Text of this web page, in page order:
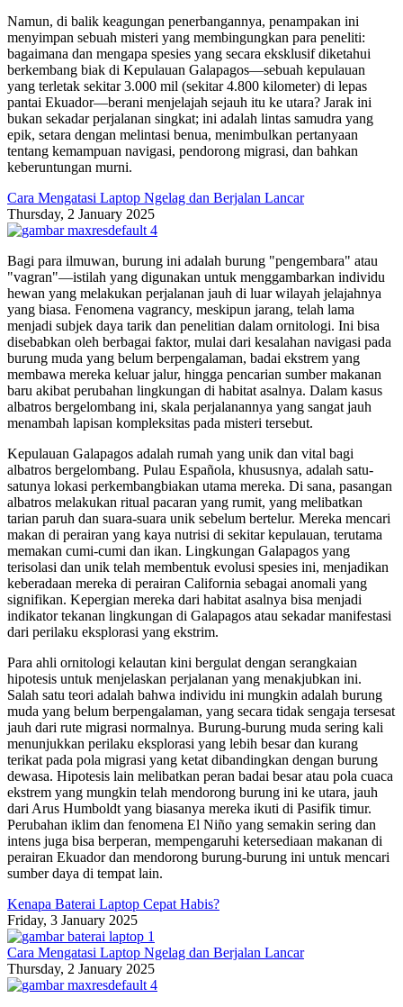
Namun, di balik keagungan penerbangannya, penampakan ini
menyimpan sebuah misteri yang membingungkan para peneliti:
bagaimana dan mengapa spesies yang secara eksklusif diketahui
berkembang biak di Kepulauan Galapagos—sebuah kepulauan
yang terletak sekitar 3.000 mil (sekitar 4.800 kilometer) di lepas
pantai Ekuador—berani menjelajah sejauh itu ke utara? Jarak ini
bukan sekadar perjalanan singkat; ini adalah lintas samudra yang
epik, setara dengan melintasi benua, menimbulkan pertanyaan
tentang kemampuan navigasi, pendorong migrasi, dan bahkan
keberuntungan murni.
Cara Mengatasi Laptop Ngelag dan Berjalan Lancar
Thursday, 2 January 2025
Bagi para ilmuwan, burung ini adalah burung "pengembara" atau
"vagran"—istilah yang digunakan untuk menggambarkan individu
hewan yang melakukan perjalanan jauh di luar wilayah jelajahnya
yang biasa. Fenomena vagrancy, meskipun jarang, telah lama
menjadi subjek daya tarik dan penelitian dalam ornitologi. Ini bisa
disebabkan oleh berbagai faktor, mulai dari kesalahan navigasi pada
burung muda yang belum berpengalaman, badai ekstrem yang
membawa mereka keluar jalur, hingga pencarian sumber makanan
baru akibat perubahan lingkungan di habitat asalnya. Dalam kasus
albatros bergelombang ini, skala perjalanannya yang sangat jauh
menambah lapisan kompleksitas pada misteri tersebut.
Kepulauan Galapagos adalah rumah yang unik dan vital bagi
albatros bergelombang. Pulau Española, khususnya, adalah satu-
satunya lokasi perkembangbiakan utama mereka. Di sana, pasangan
albatros melakukan ritual pacaran yang rumit, yang melibatkan
tarian paruh dan suara-suara unik sebelum bertelur. Mereka mencari
makan di perairan yang kaya nutrisi di sekitar kepulauan, terutama
memakan cumi-cumi dan ikan. Lingkungan Galapagos yang
terisolasi dan unik telah membentuk evolusi spesies ini, menjadikan
keberadaan mereka di perairan California sebagai anomali yang
signifikan. Kepergian mereka dari habitat asalnya bisa menjadi
indikator tekanan lingkungan di Galapagos atau sekadar manifestasi
dari perilaku eksplorasi yang ekstrim.
Para ahli ornitologi kelautan kini bergulat dengan serangkaian
hipotesis untuk menjelaskan perjalanan yang menakjubkan ini.
Salah satu teori adalah bahwa individu ini mungkin adalah burung
muda yang belum berpengalaman, yang secara tidak sengaja tersesat
jauh dari rute migrasi normalnya. Burung-burung muda sering kali
menunjukkan perilaku eksplorasi yang lebih besar dan kurang
terikat pada pola migrasi yang ketat dibandingkan dengan burung
dewasa. Hipotesis lain melibatkan peran badai besar atau pola cuaca
ekstrem yang mungkin telah mendorong burung ini ke utara, jauh
dari Arus Humboldt yang biasanya mereka ikuti di Pasifik timur.
Perubahan iklim dan fenomena El Niño yang semakin sering dan
intens juga bisa berperan, mempengaruhi ketersediaan makanan di
perairan Ekuador dan mendorong burung-burung ini untuk mencari
sumber daya di tempat lain.
Kenapa Baterai Laptop Cepat Habis?
Friday, 3 January 2025
Cara Mengatasi Laptop Ngelag dan Berjalan Lancar
Thursday, 2 January 2025